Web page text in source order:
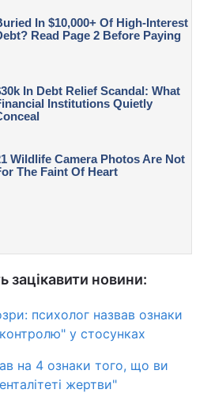
новини:
психолог назвав ознаки
у стосунках
на 4 ознаки того, що ви
жертви"